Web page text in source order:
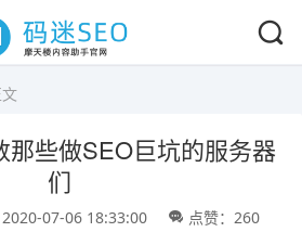
那些做SEO巨坑的服务器
们
2020-07-06 18:33:00 点赞：260